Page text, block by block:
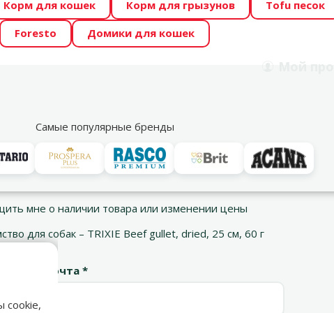
Zoo предлагает отличные цены на ТОП-овые корма! 🍖
ŪSAIŅI”! Возможно Твой питомец станет звездой
cookie,
Корм для кошек Корм для грызунов
Tofu песок
Foresto
Домики для кошек
Самые популярные бренды
Акции
цены Сообщить мне о наличии товара или изменении цены
мне о наличии товара или изменении цены
для собак – TRIXIE Beef gullet, dried, 25 см, 60 г
почта *